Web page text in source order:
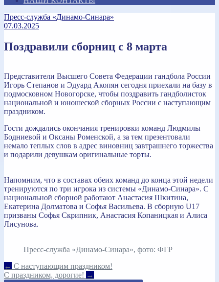
Пресс-служба «Динамо-Синара»
07.03.2025
Поздравили сборниц с 8 марта
Представители Высшего Совета Федерации гандбола России
Игорь Степанов и Эдуард Акопян сегодня приехали на базу в
подмосковном Новогорске, чтобы поздравить гандболисток
национальной и юношеской сборных России с наступающим
праздником.
Гости дождались окончания тренировки команд Людмилы
Бодниевой и Оксаны Роменской, а за тем презентовали
немало теплых слов в адрес виновниц завтрашнего торжества
и подарили девушкам оригинальные торты.
Напомним, что в составах обеих команд до конца этой недели
тренируются по три игрока из системы «Динамо-Синара». С
национальной сборной работают Анастасия Шкитина,
Екатерина Долматова и Софья Васильева. В сборную U17
призваны Софья Скрипник, Анастасия Копаницкая и Алиса
Лисунова.
Пресс-служба «Динамо-Синара», фото: ФГР
Навигация
← С наступающим праздником!
С праздником, дорогие! →